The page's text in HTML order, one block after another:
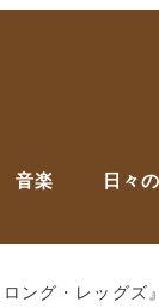
音楽 日々
ング・レッグズ